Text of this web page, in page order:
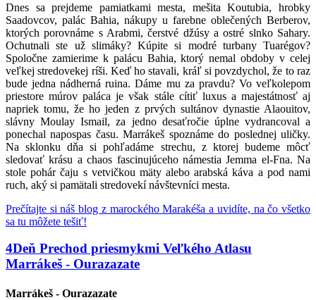
Dnes sa prejdeme pamiatkami mesta, mešita Koutubia, hrobky
Saadovcov, palác Bahia, nákupy u farebne oblečených Berberov,
ktorých porovnáme s Arabmi, čerstvé džúsy a ostré slnko Sahary.
Ochutnali ste už slimáky? Kúpite si modré turbany Tuarégov?
Spoločne zamierime k palácu Bahia, ktorý nemal obdoby v celej
veľkej stredovekej ríši. Keď ho stavali, kráľ si povzdychol, že to raz
bude jedna nádherná ruina. Dáme mu za pravdu? Vo veľkolepom
priestore múrov paláca je však stále cítiť luxus a majestátnosť aj
napriek tomu, že ho jeden z prvých sultánov dynastie Alaouitov,
slávny Moulay Ismail, za jedno desaťročie úplne vydrancoval a
ponechal napospas času. Marrákeš spoznáme do poslednej uličky.
Na sklonku dňa si pohľadáme strechu, z ktorej budeme môcť
sledovať krásu a chaos fascinujúceho námestia Jemma el-Fna. Na
stole pohár čaju s vetvičkou mäty alebo arabská káva a pod nami
ruch, aký si pamätali stredovekí návštevníci mesta.
Prečítajte si náš blog z marockého Marakéša a uvidíte, na čo všetko
sa tu môžete tešiť!
4Deň Prechod priesmykmi Veľkého Atlasu
Marrákeš - Ourazazate
Marrákeš - Ourazazate